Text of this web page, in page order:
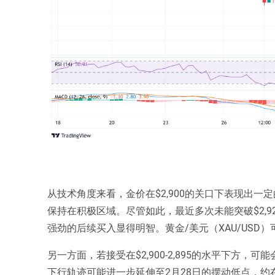
从技术角度来看，金价在$2,900的关口下表现出一
保持在积极区域。尽管如此，最近多次未能突破
强劲的后续买入显得明智。黄金/美元（XAU/USD
另一方面，若接受在$2,900-2,895的水平下方，可
下行轨迹可能进一步延伸至2月28日的摆动低点，